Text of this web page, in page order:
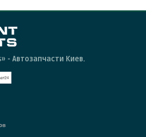
- Автозапчасти Киев.